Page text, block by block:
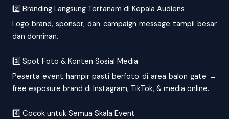
2️⃣ Branding Langsung Tertanam di Kepala Audiens
Logo brand, sponsor, dan campaign message tampil besar
dan dominan.
3️⃣ Spot Foto & Konten Sosial Media
Peserta event hampir pasti berfoto di area balon gate →
free exposure brand di Instagram, TikTok, & media online.
4️⃣ Cocok untuk Semua Skala Event